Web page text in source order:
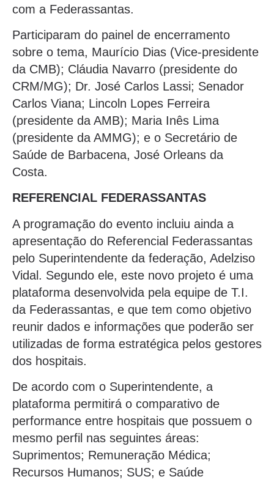
com a Federassantas.
Participaram do painel de encerramento
sobre o tema, Maurício Dias (Vice-presidente
da CMB); Cláudia Navarro (presidente do
CRM/MG); Dr. José Carlos Lassi; Senador
Carlos Viana; Lincoln Lopes Ferreira
(presidente da AMB); Maria Inês Lima
(presidente da AMMG); e o Secretário de
Saúde de Barbacena, José Orleans da
Costa.
REFERENCIAL FEDERASSANTAS
A programação do evento incluiu ainda a
apresentação do Referencial Federassantas
pelo Superintendente da federação, Adelziso
Vidal. Segundo ele, este novo projeto é uma
plataforma desenvolvida pela equipe de T.I.
da Federassantas, e que tem como objetivo
reunir dados e informações que poderão ser
utilizadas de forma estratégica pelos gestores
dos hospitais.
De acordo com o Superintendente, a
plataforma permitirá o comparativo de
performance entre hospitais que possuem o
mesmo perfil nas seguintes áreas:
Suprimentos; Remuneração Médica;
Recursos Humanos; SUS; e Saúde